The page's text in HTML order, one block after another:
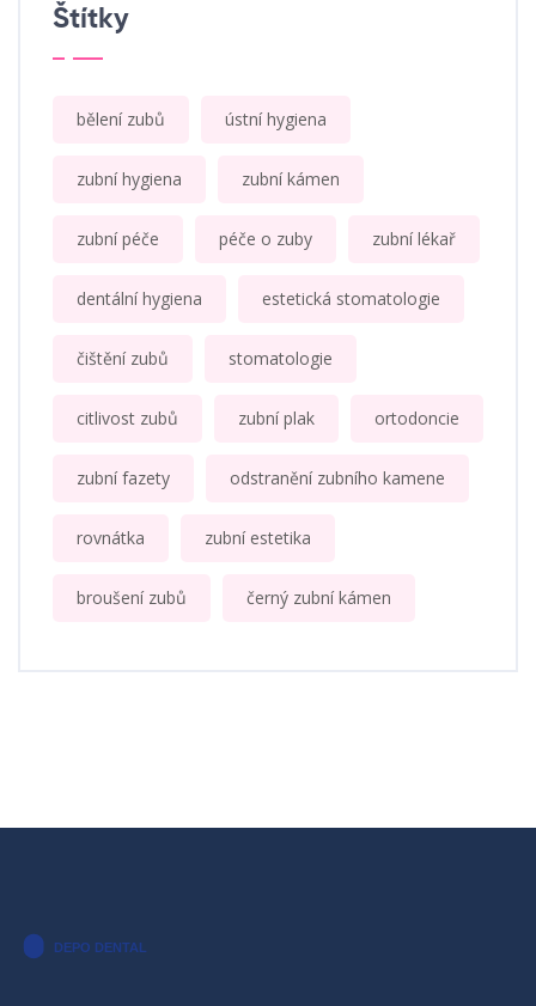
Štítky
bělení zubů ústní hygiena
zubní hygiena zubní kámen
zubní péče péče o zuby zubní lékař
dentální hygiena estetická stomatologie
čištění zubů stomatologie
citlivost zubů zubní plak ortodoncie
zubní fazety odstranění zubního kamene
rovnátka zubní estetika
broušení zubů černý zubní kámen